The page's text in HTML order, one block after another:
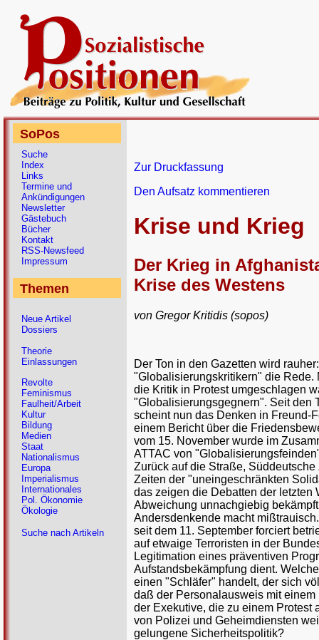
Zur Druckfassung
Den Aufsatz kommentieren
Krise und Krieg
Der Krieg in
Krise des Westens
von Gregor Kritidis (sopos)
Der Ton in den Gazetten wird
"Globalisierungskritikern" die Rede.
die Kritik in Protest umgeschlagen
"Globalisierungsgegnern". Seit den
scheint nun das Denken in Freund-
einem Bericht über die
vom 15. November wurde im
ATTAC von
Zurück auf die Straße,
Zeiten der "uneingeschränkten
das zeigen die Debatten der letzten
Abweichung unnachgiebig
Andersdenkende macht
seit dem 11. September forciert
auf etwaige Terroristen in der
Legitimation eines präventiven
Aufstandsbekämpfung dient.
einen "Schläfer" handelt, der sich
daß der Personalausweis mit
der Exekutive, die zu einem Protest
von Polizei und Geheimdiensten
gelungene Sicherheitspolitik?
SoPos
Suche
Index
Links
Termine und
Ankündigungen
Newsletter
Gästebuch
Bücher
Kontakt
RSS-Newsfeed
Impressum
Themen
Neue Artikel
Dossiers
Theorie
Einlassungen
Revolte
Feminismus
Faulheit/Arbeit
Kultur
Bildung
Medien
Staat
Nationalismus
Europa
Imperialismus
Internationales
Pol. Ökonomie
Ökologie
Suche nach Artikeln